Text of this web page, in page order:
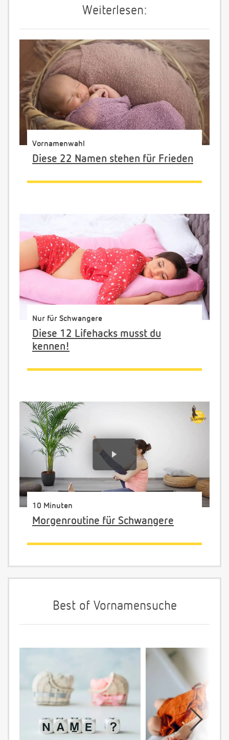
Weiterlesen:
Vornamenwahl
Diese 22 Namen stehen für Frieden
Nur für Schwangere
Diese 12 Lifehacks musst du
kennen!
10 Minuten
Morgenroutine für Schwangere
Best of Vornamensuche